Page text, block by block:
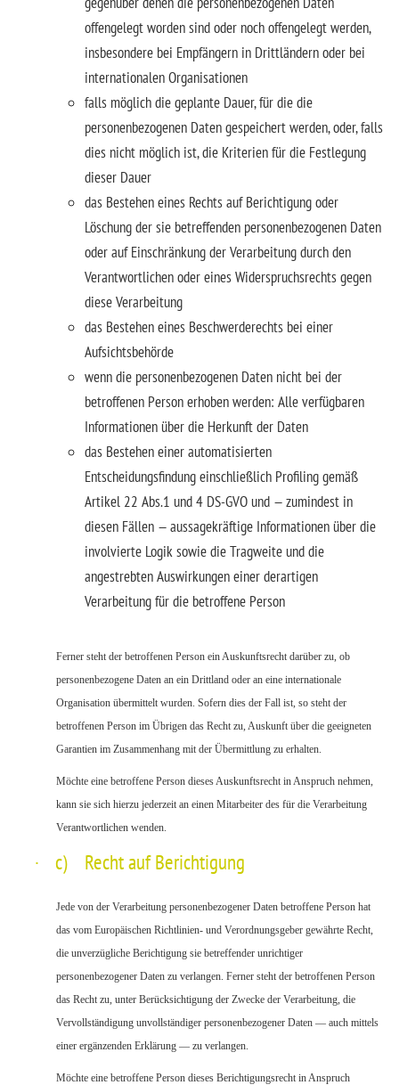
offengelegt worden sind oder noch offengelegt werden,
insbesondere bei Empfängern in Drittländern oder bei
internationalen Organisationen
falls möglich die geplante Dauer, für die die
personenbezogenen Daten gespeichert werden, oder, falls
dies nicht möglich ist, die Kriterien für die Festlegung
dieser Dauer
das Bestehen eines Rechts auf Berichtigung oder
Löschung der sie betreffenden personenbezogenen Daten
oder auf Einschränkung der Verarbeitung durch den
Verantwortlichen oder eines Widerspruchsrechts gegen
diese Verarbeitung
das Bestehen eines Beschwerderechts bei einer
Aufsichtsbehörde
wenn die personenbezogenen Daten nicht bei der
betroffenen Person erhoben werden: Alle verfügbaren
Informationen über die Herkunft der Daten
das Bestehen einer automatisierten
Entscheidungsfindung einschließlich Profiling gemäß
Artikel 22 Abs.1 und 4 DS-GVO und — zumindest in
diesen Fällen — aussagekräftige Informationen über die
involvierte Logik sowie die Tragweite und die
angestrebten Auswirkungen einer derartigen
Verarbeitung für die betroffene Person
Ferner steht der betroffenen Person ein Auskunftsrecht darüber zu, ob
personenbezogene Daten an ein Drittland oder an eine internationale
Organisation übermittelt wurden. Sofern dies der Fall ist, so steht der
betroffenen Person im Übrigen das Recht zu, Auskunft über die geeigneten
Garantien im Zusammenhang mit der Übermittlung zu erhalten.
Möchte eine betroffene Person dieses Auskunftsrecht in Anspruch nehmen,
kann sie sich hierzu jederzeit an einen Mitarbeiter des für die Verarbeitung
Verantwortlichen wenden.
· c) Recht auf Berichtigung
Jede von der Verarbeitung personenbezogener Daten betroffene Person hat
das vom Europäischen Richtlinien- und Verordnungsgeber gewährte Recht,
die unverzügliche Berichtigung sie betreffender unrichtiger
personenbezogener Daten zu verlangen. Ferner steht der betroffenen Person
das Recht zu, unter Berücksichtigung der Zwecke der Verarbeitung, die
Vervollständigung unvollständiger personenbezogener Daten — auch mittels
einer ergänzenden Erklärung — zu verlangen.
Möchte eine betroffene Person dieses Berichtigungsrecht in Anspruch